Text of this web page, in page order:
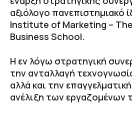
αξιόλογο πανεπιστημιακό
Institute of Marketing –
Business School.
Η εν λόγω στρατηγική
την ανταλλαγή
αλλά και την
ανέλιξη των εργαζομένων